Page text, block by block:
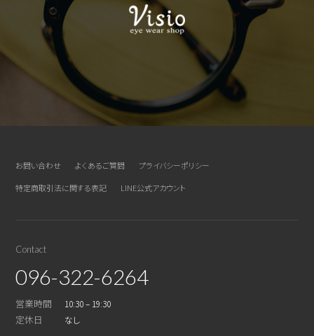
お問い合わせ よくあるご質問
プライバシーポリシー
特定商取引法に関する表記
LINE公式アカウント
Contact
096-322-6264
営業時間 10:30 – 19:30
定休日 なし